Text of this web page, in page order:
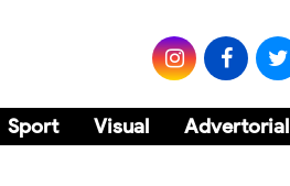
Sport Visual Advertorial